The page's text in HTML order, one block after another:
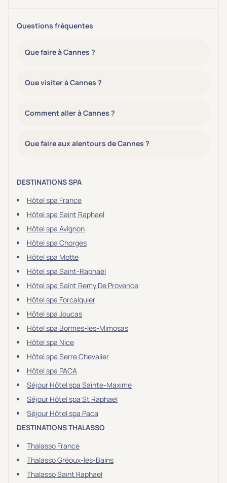
Questions fréquentes
Que faire à Cannes ?
Que visiter à Cannes ?
Comment aller à Cannes ?
Que faire aux alentours de Cannes ?
DESTINATIONS SPA
Hôtel spa France
Hôtel spa Saint Raphael
Hôtel spa Avignon
Hôtel spa Chorges
Hôtel spa Motte
Hôtel spa Saint-Raphaël
Hôtel spa Saint Remy De Provence
Hôtel spa Forcalquier
Hôtel spa Joucas
Hôtel spa Bormes-les-Mimosas
Hôtel spa Nice
Hôtel spa Serre Chevalier
Hôtel spa PACA
Séjour Hôtel spa Sainte-Maxime
Séjour Hôtel spa St Raphael
Séjour Hôtel spa Paca
DESTINATIONS THALASSO
Thalasso France
Thalasso Gréoux-les-Bains
Thalasso Saint Raphael